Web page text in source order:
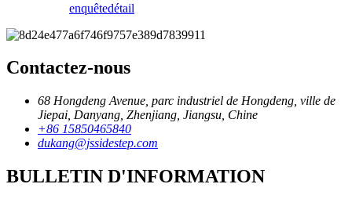
enquêtedétail
Contactez-nous
68 Hongdeng Avenue, parc industriel de Hongdeng, ville de
Jiepai, Danyang, Zhenjiang, Jiangsu, Chine
+86 15850465840
dukang@jssidestep.com
BULLETIN D'INFORMATION